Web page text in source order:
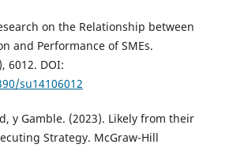
on the Relationship between
and Performance of SMEs.
6012. DOI:
su14106012
y Gamble. (2023). Likely from their
Strategy. McGraw-Hill